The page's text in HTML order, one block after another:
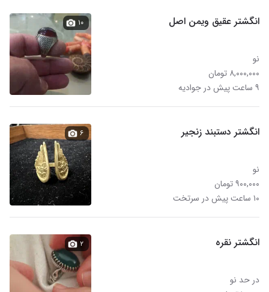
انگشتر عقیق ویمن اصل
نو
۸,۰۰۰,۰۰۰ تومان
۹ ساعت پیش در جوادیه
۱۰
انگشتر دستبند زنجیر
نو
۹۰۰,۰۰۰ تومان
۱۰ ساعت پیش در سرتخت
۶
انگشتر نقره
در حد نو
۲